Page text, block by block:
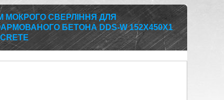
МОКРОГО СВЕРЛІННЯ ДЛЯ
БЕТОНА DDS-W 152X450X1